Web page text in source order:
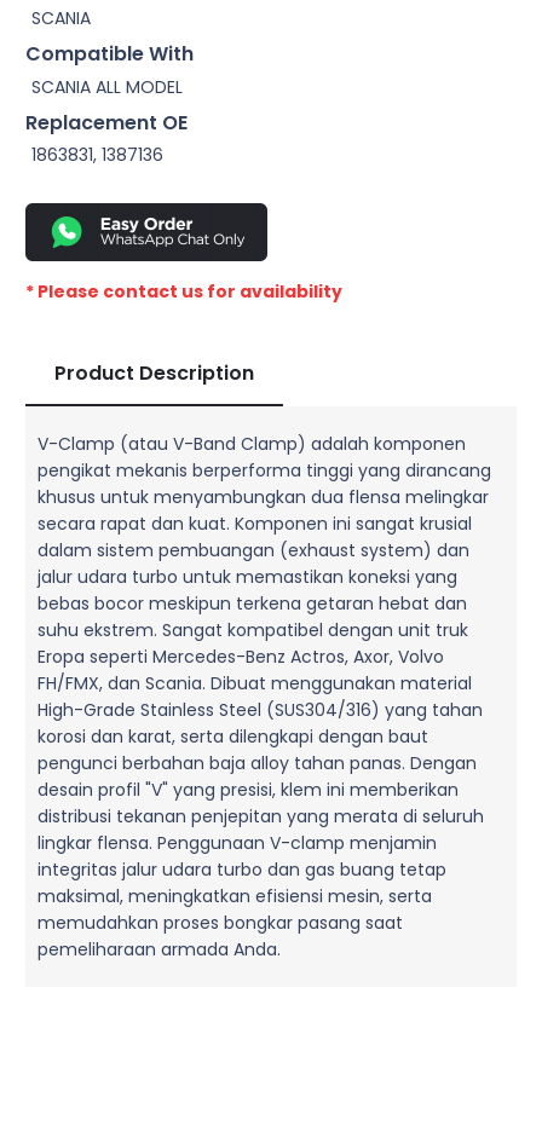
SCANIA
Compatible With
SCANIA ALL MODEL
Replacement OE
1863831, 1387136
* Please contact us for availability
Product Description
V-Clamp (atau V-Band Clamp) adalah komponen
pengikat mekanis berperforma tinggi yang dirancang
khusus untuk menyambungkan dua flensa melingkar
secara rapat dan kuat. Komponen ini sangat krusial
dalam sistem pembuangan (exhaust system) dan
jalur udara turbo untuk memastikan koneksi yang
bebas bocor meskipun terkena getaran hebat dan
suhu ekstrem. Sangat kompatibel dengan unit truk
Eropa seperti Mercedes-Benz Actros, Axor, Volvo
FH/FMX, dan Scania. Dibuat menggunakan material
High-Grade Stainless Steel (SUS304/316) yang tahan
korosi dan karat, serta dilengkapi dengan baut
pengunci berbahan baja alloy tahan panas. Dengan
desain profil "V" yang presisi, klem ini memberikan
distribusi tekanan penjepitan yang merata di seluruh
lingkar flensa. Penggunaan V-clamp menjamin
integritas jalur udara turbo dan gas buang tetap
maksimal, meningkatkan efisiensi mesin, serta
memudahkan proses bongkar pasang saat
pemeliharaan armada Anda.